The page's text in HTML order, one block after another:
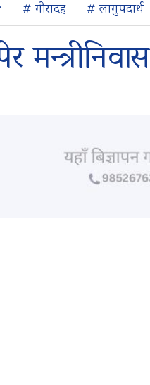
# गौरादह # लागुपदार्थ